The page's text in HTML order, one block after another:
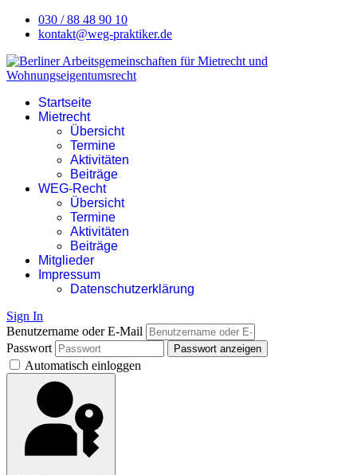
030 / 88 48 90 10
kontakt@weg-praktiker.de
Startseite
Mietrecht
Übersicht
Termine
Aktivitäten
Beiträge
WEG-Recht
Übersicht
Termine
Aktivitäten
Beiträge
Mitglieder
Impressum
Datenschutzerklärung
Sign In
Benutzername oder E-Mail
Passwort
Passwort anzeigen
Automatisch einloggen